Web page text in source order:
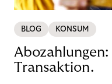
BLOG KONSUM
Transaktion.